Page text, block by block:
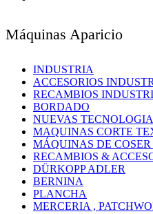
Máquinas Aparicio
INDUSTRIA
ACCESORIOS
RECAMBIOS
BORDADO
NUEVAS
MAQUINAS CORTE
MÁQUINAS DE
RECAMBIOS &
DÜRKOPP ADLER
BERNINA
PLANCHA
MERCERIA ,